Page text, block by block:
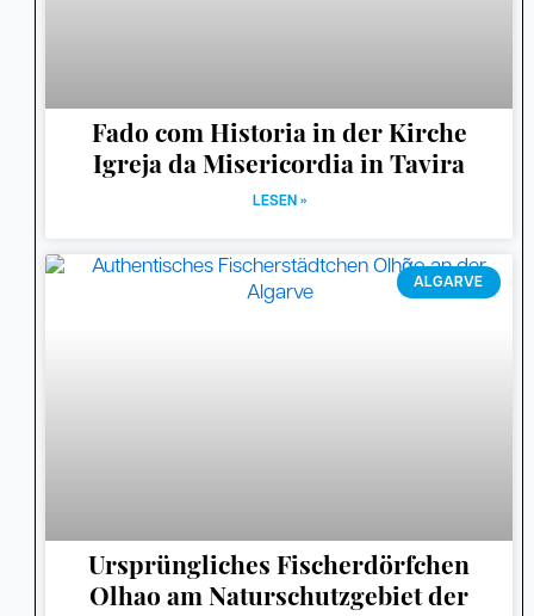
Fado com Historia in der Kirche
Igreja da Misericordia in Tavira
LESEN »
ALGARVE
Ursprüngliches Fischerdörfchen
Olhao am Naturschutzgebiet der